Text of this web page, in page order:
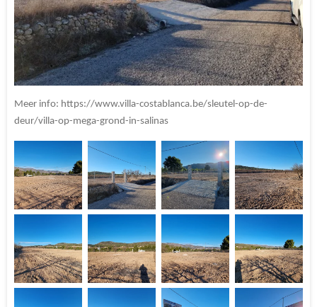
Meer info: https://www.villa-costablanca.be/sleutel-op-de-
deur/villa-op-mega-grond-in-salinas